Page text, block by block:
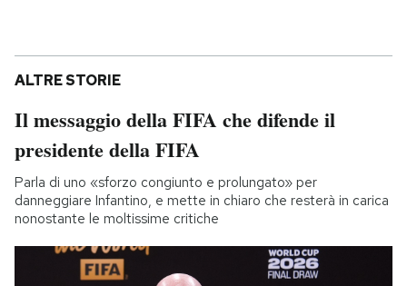
ALTRE STORIE
Il messaggio della FIFA che difende il
presidente della FIFA
Parla di uno «sforzo congiunto e prolungato» per
danneggiare Infantino, e mette in chiaro che resterà in carica
nonostante le moltissime critiche